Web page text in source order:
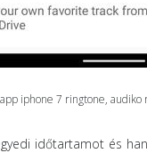
iphone 7 ringtone, audiko
időtartamot és